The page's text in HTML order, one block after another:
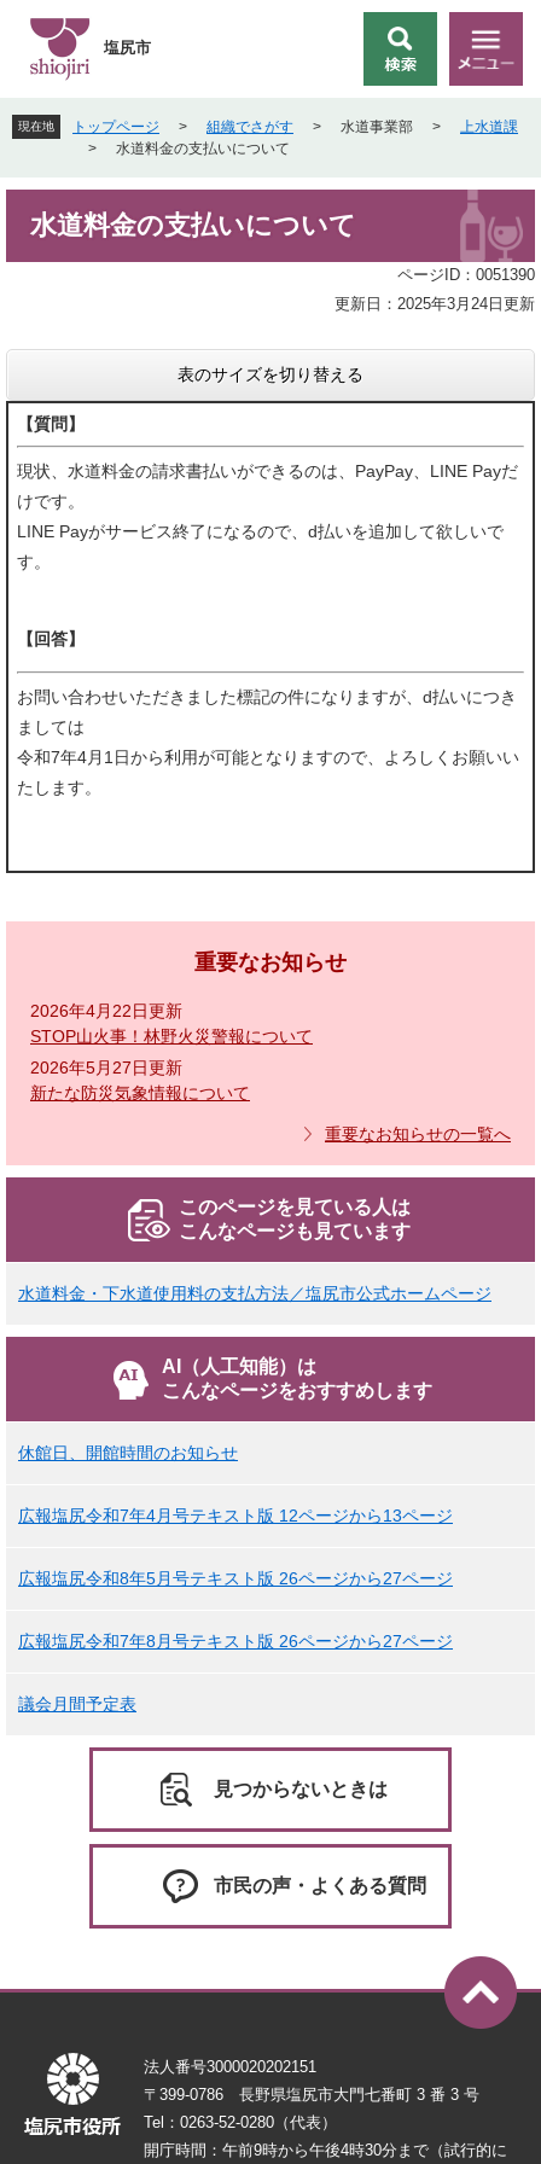
先
頭
す
を
飛
し
文
索
メ
ニ
ー
塩尻市
現在地 トップページ > 組織でさがす > 水道事業部 >
上水道課
>
水道料金の支払いについて
水道料金の支払いについて
ページID：0051390
更新日：2025年3月24日更新
表のサイズを切り替える
【質問】
現状、水道料金の請求書払いができるのは、PayPay、LINE Payだ
けです。
LINE Payがサービス終了になるので、d払いを追加して欲しいで
す。
【回答】
お問い合わせいただきました標記の件になりますが、d払いにつき
ましては
令和7年4月1日から利用が可能となりますので、よろしくお願いい
たします。
重要なお知らせ
2026年4月22日更新
STOP山火事！林野火災警報について
2026年5月27日更新
新たな防災気象情報について
重要なお知らせの一覧へ
このページを見ている人は
こんなページも見ています
水道料金・下水道使用料の支払方法／塩尻市公式ホームページ
AI（人工知能）は
こんなページをおすすめします
休館日、開館時間のお知らせ
広報塩尻令和7年4月号テキスト版 12ページから13ページ
広報塩尻令和8年5月号テキスト版 26ページから27ページ
広報塩尻令和7年8月号テキスト版 26ページから27ページ
議会月間予定表
見つからないときは
市民の声・よくある質問
法人番号3000020202151
〒399-0786 長野県塩尻市大門七番町 3 番 3 号
Tel：0263-52-0280（代表）
開庁時間：午前9時から午後4時30分まで（試行的に